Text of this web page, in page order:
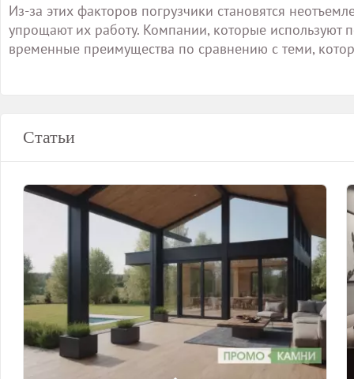
Из-за этих факторов погрузчики становятся
упрощают их работу. Компании, которые используют
временные преимущества по сравнению с теми,
Статьи